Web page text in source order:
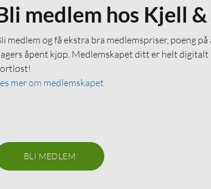
medlem hos Kjell
medlem og få ekstra bra medlemspriser, poeng
åpent kjøp. Medlemskapet ditt er helt digitalt
mer om medlemskapet
BLI MEDLEM